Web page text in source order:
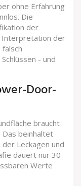
ohne Erfahrung
Die
der
Interpretation der
- und
Door-
braucht
Das beinhaltet
Leckagen und
dauert nur 30-
Werte